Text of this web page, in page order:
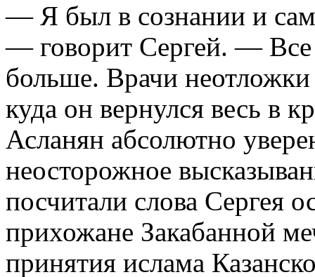
— Я был в сознании и
— говорит Сергей. — Все
больше. Врачи неотложки
куда он вернулся весь в
Асланян абсолютно
неосторожное
посчитали слова Сергея
прихожане Закабанной
принятия ислама